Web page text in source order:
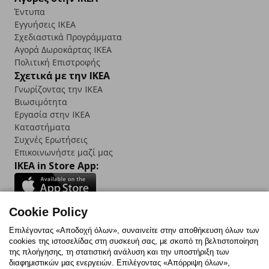
Έντυπα
Εγγυήσεις IKEA
Σχεδιαστικά Προγράμματα
Αγορά Δωρoκάρτας IKEA
Πολιτική Επιστροφής
Σχετικά με την IKEA
Γνωρίζοντας την IKEA
Βιωσιμότητα
Εργασία στην IKEA
Καταστήματα
Συχνές Ερωτήσεις
Επικοινωνήστε μαζί μας
IKEA in Store App:
Follow us:
FacebookInstagram
TikTokYoutubePinterestTwitter
Cookie Policy
Επιλέγοντας «Αποδοχή όλων», συναινείτε στην αποθήκευση όλων των
cookies της ιστοσελίδας στη συσκευή σας, με σκοπό τη βελτιστοποίηση
της πλοήγησης, τη στατιστική ανάλυση και την υποστήριξη των
διαφημιστικών μας ενεργειών. Επιλέγοντας «Απόρριψη όλων»,